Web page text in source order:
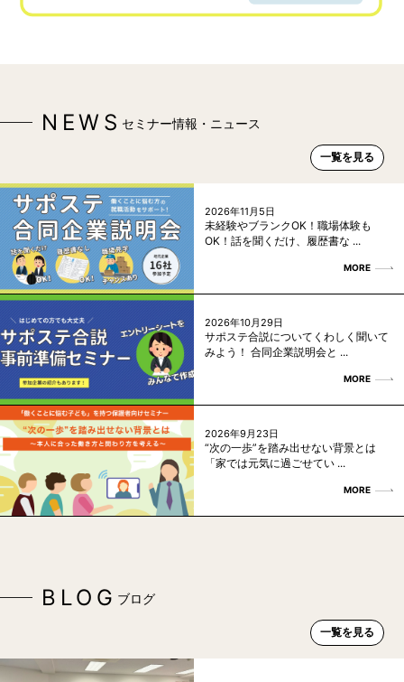
NEWS セミナー情報・ニュース
一覧を見る
2026年11月5日
未経験やブランクOK！職場体験も
OK！話を聞くだけ、履歴書な ...
MORE
2026年10月29日
サポステ合説についてくわしく聞いて
みよう！ 合同企業説明会と ...
MORE
2026年9月23日
“次の一歩”を踏み出せない背景とは
「家では元気に過ごせてい ...
MORE
BLOG ブログ
一覧を見る